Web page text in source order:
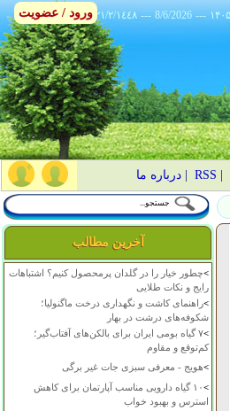
٢١/٢/١٤٤٨ --- 8/6/2026 ---
RSS
|درباره ما
آخرین مطالب
>چطور خیار را در گلدان پرمحصول کنیم؟ اشتباهات
رایج و نکات طلایی
>راهنمای کاشت و نگهداری درخت ماگنولیا؛
شکوفه‌های درشت در بهار
>
۷ گیاه بومی ایران برای بالکن‌های آفتاب‌گیر؛
کم‌توقع و مقاوم
>هویج - معرفی سبزی جات غیر برگی
>
۱۰ گیاه دارویی مناسب آپارتمان برای کاهش
استرس و بهبود خواب
ورود / عضویت